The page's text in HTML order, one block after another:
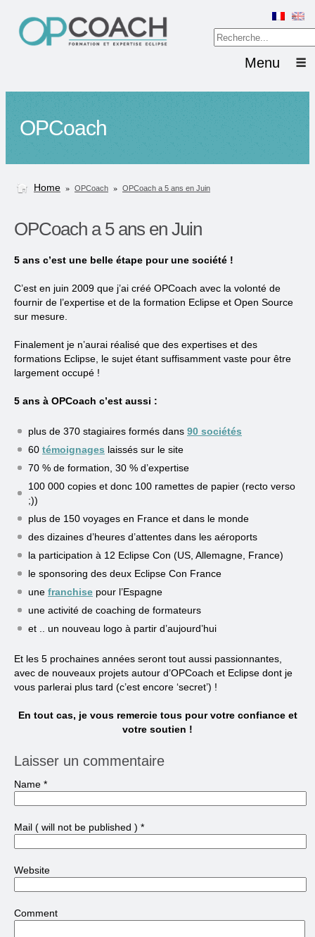
Menu
OPCoach
Home » OPCoach » OPCoach a 5 ans en Juin
OPCoach a 5 ans en Juin
5 ans c’est une belle étape pour une société !
C’est en juin 2009 que j’ai créé OPCoach avec la volonté de
fournir de l’expertise et de la formation Eclipse et Open Source
sur mesure.
Finalement je n’aurai réalisé que des expertises et des
formations Eclipse, le sujet étant suffisamment vaste pour être
largement occupé !
5 ans à OPCoach c’est aussi :
plus de 370 stagiaires formés dans 90 sociétés
60 témoignages laissés sur le site
70 % de formation, 30 % d’expertise
100 000 copies et donc 100 ramettes de papier (recto verso
;))
plus de 150 voyages en France et dans le monde
des dizaines d’heures d’attentes dans les aéroports
la participation à 12 Eclipse Con (US, Allemagne, France)
le sponsoring des deux Eclipse Con France
une franchise pour l’Espagne
une activité de coaching de formateurs
et .. un nouveau logo à partir d’aujourd’hui
Et les 5 prochaines années seront tout aussi passionnantes,
avec de nouveaux projets autour d’OPCoach et Eclipse dont je
vous parlerai plus tard (c’est encore ‘secret’) !
En tout cas, je vous remercie tous pour votre confiance et
votre soutien !
Laisser un commentaire
Name *
Mail ( will not be published ) *
Website
Comment